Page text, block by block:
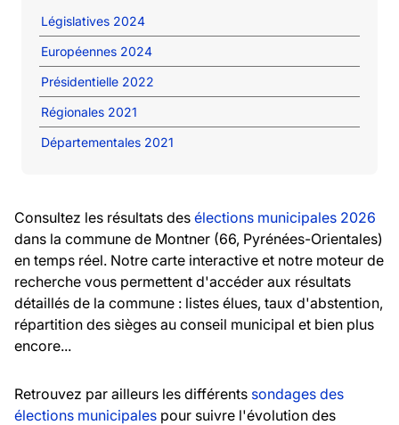
Législatives 2024
Européennes 2024
Présidentielle 2022
Régionales 2021
Départementales 2021
Consultez les résultats des élections municipales 2026
dans la commune de Montner (66, Pyrénées-Orientales)
en temps réel. Notre carte interactive et notre moteur de
recherche vous permettent d'accéder aux résultats
détaillés de la commune : listes élues, taux d'abstention,
répartition des sièges au conseil municipal et bien plus
encore...
Retrouvez par ailleurs les différents sondages des
élections municipales pour suivre l'évolution des